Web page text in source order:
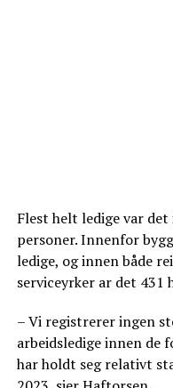
Flest helt ledige var
personer. Innenfor
ledige, og innen både
serviceyrker ar det 431
– Vi registrerer ingen
arbeidsledige innen de
har holdt seg relativt